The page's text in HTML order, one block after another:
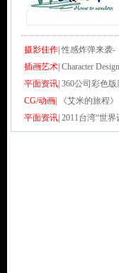
摄影佳作| 性感炸弹来袭-
插画艺术| Character
平面资讯| 360公司彩色
CG/动画|
《艾米的旅程
平面资讯| 2011台湾“世